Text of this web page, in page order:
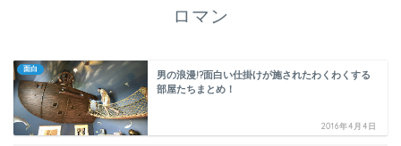
ロマン
面白
男の浪漫!?面白い仕掛けが施されたわくわくする
部屋たちまとめ！
2016年4月4日